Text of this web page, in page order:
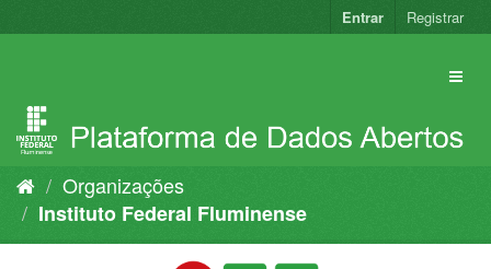
para
Entrar Registrar
Organizações
Instituto Federal Fluminense